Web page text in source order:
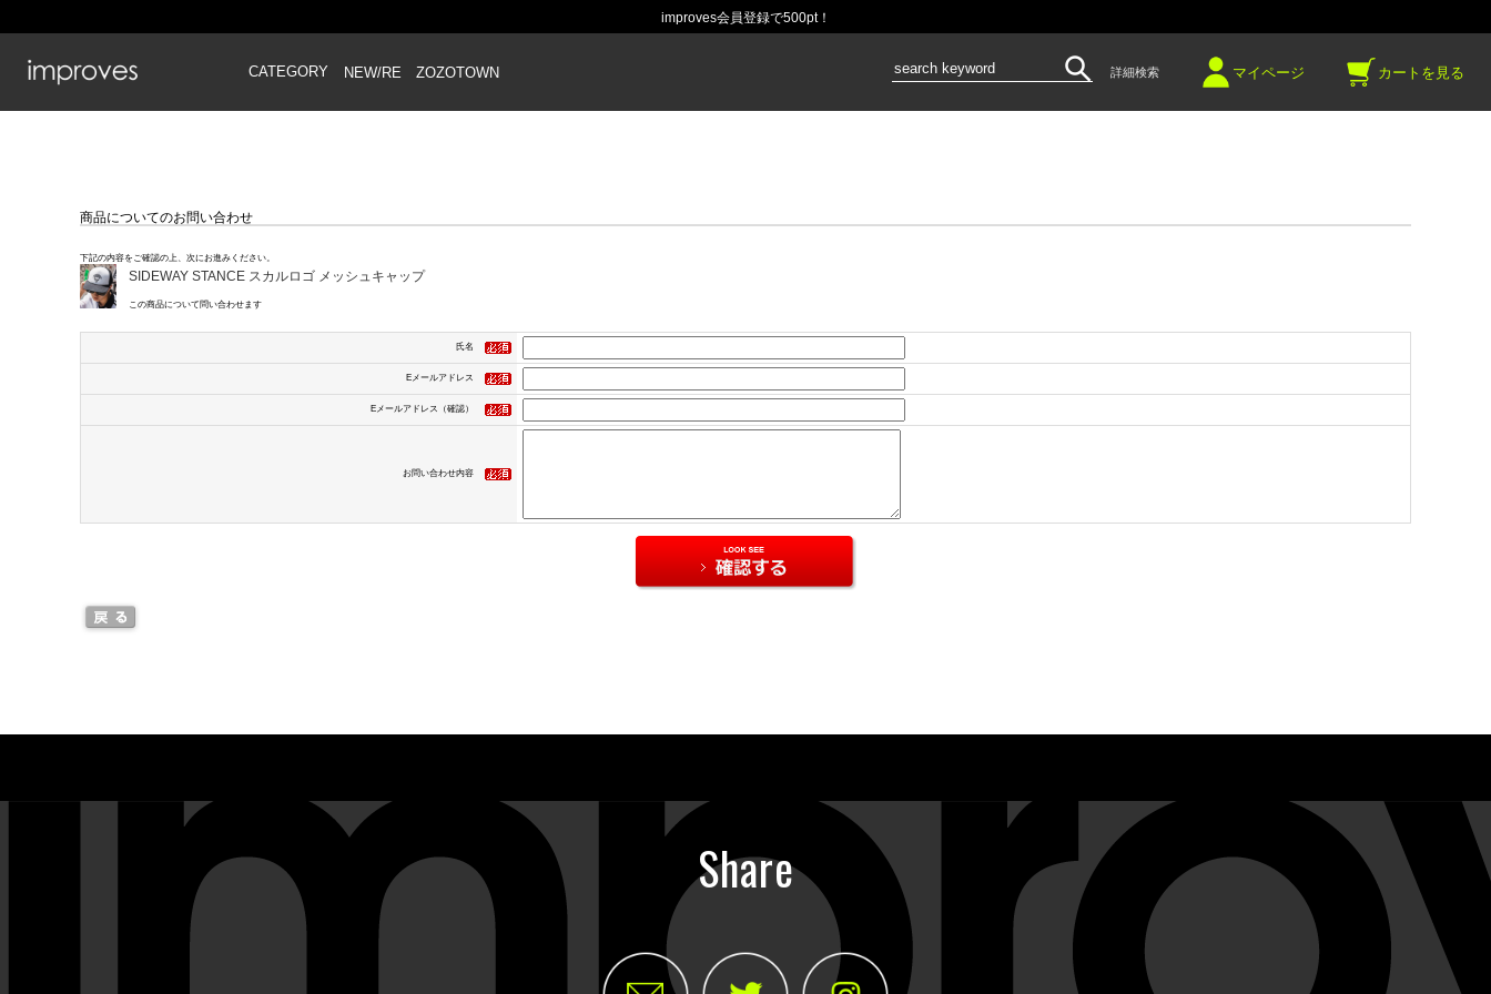
improves会員登録で500pt！
CATEGORY NEW/RE ZOZOTOWN 詳細検索 マイページ カートを見る
商品についてのお問い合わせ
下記の内容をご確認の上、次にお進みください。
SIDEWAY STANCE スカルロゴ メッシュキャップ
この商品について問い合わせます
氏名
Eメールアドレス
Eメールアドレス（確認）
お問い合わせ内容
Share